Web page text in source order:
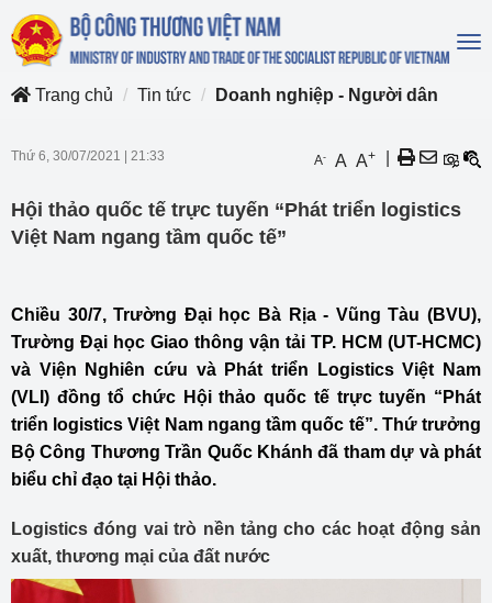
Trang chủ
Tin tức Doanh nghiệp - Người dân
Thứ 6, 30/07/2021 21:33 A- A A+
Hội thảo quốc tế trực tuyến “Phát triển logistics
Việt Nam ngang tầm quốc tế”
Chiều 30/7, Trường Đại học Bà Rịa - Vũng Tàu (BVU),
Trường Đại học Giao thông vận tải TP. HCM (UT-HCMC)
và Viện Nghiên cứu và Phát triển Logistics Việt Nam
(VLI) đồng tổ chức Hội thảo quốc tế trực tuyến “Phát
triển logistics Việt Nam ngang tầm quốc tế”. Thứ trưởng
Bộ Công Thương Trần Quốc Khánh đã tham dự và phát
biểu chỉ đạo tại Hội thảo.
Logistics đóng vai trò nền tảng cho các hoạt động sản
xuất, thương mại của đất nước